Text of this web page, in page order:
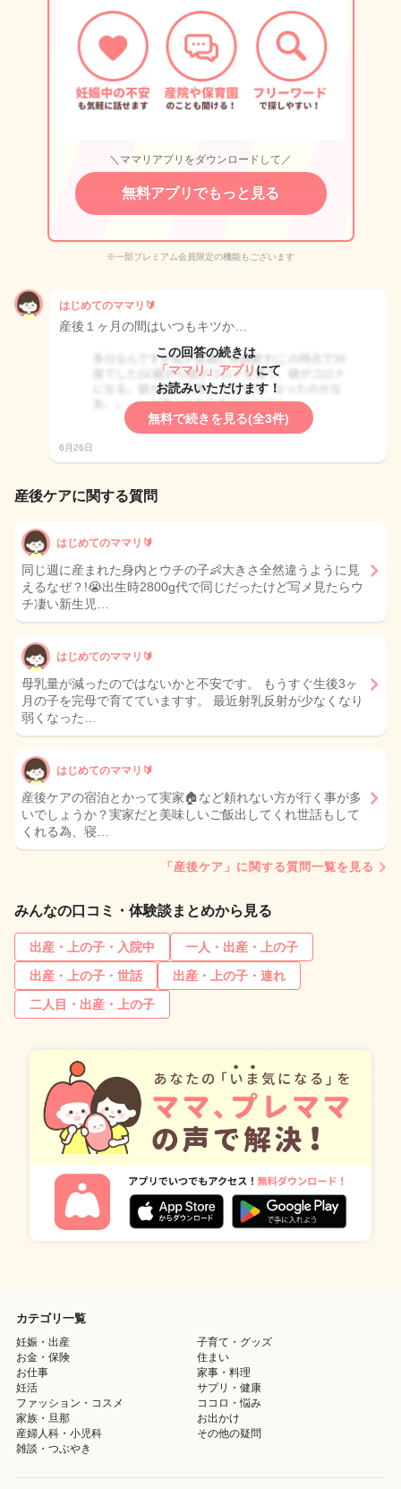
＼ママリアプリをダウンロードして／
無料アプリでもっと見る
※一部プレミアム会員限定の機能もございます
はじめてのママリ🔰
産後１ヶ月の間はいつもキツか…
この回答の続きは
「ママリ」アプリ にて
お読みいただけます！
無料で続きを見る(全3件)
6月26日
産後ケアに関する質問
はじめてのママリ🔰
同じ週に産まれた身内とウチの子👶大きさ全然違うように見
えるなぜ？!😭出生時2800g代で同じだったけど写メ見たらウ
チ凄い新生児…
はじめてのママリ🔰
母乳量が減ったのではないかと不安です。 もうすぐ生後3ヶ
月の子を完母で育てていますす。 最近射乳反射が少なくなり
弱くなった…
はじめてのママリ🔰
産後ケアの宿泊とかって実家🏠など頼れない方が行く事が多
いでしょうか？実家だと美味しいご飯出してくれ世話もして
くれる為、寝…
「産後ケア」に関する質問一覧を見る
みんなの口コミ・体験談まとめから見る
出産・上の子・入院中
一人・出産・上の子
出産・上の子・世話
出産・上の子・連れ
二人目・出産・上の子
カテゴリ一覧
妊娠・出産
子育て・グッズ
お金・保険
住まい
お仕事
家事・料理
妊活
サプリ・健康
ファッション・コスメ
ココロ・悩み
家族・旦那
お出かけ
産婦人科・小児科
その他の疑問
雑談・つぶやき